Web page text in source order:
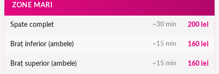
ZONE MARI
Spate complet ~30 min 200 lei
Braț inferior (ambele) ~15 min 160 lei
Braț superior (ambele) ~15 min 160 lei